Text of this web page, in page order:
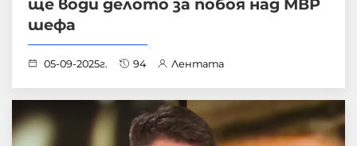
ще води делото за побоя над МВР
шефа
05-09-2025г. 94 Лентата